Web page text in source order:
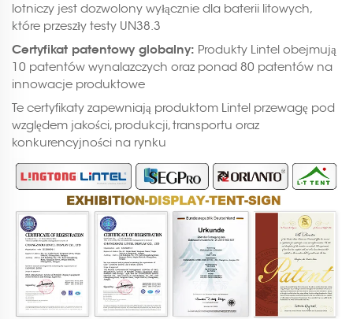
lotniczy jest dozwolony wyłącznie dla baterii litowych,
które przeszły testy UN38.3
Certyfikat patentowy globalny: Produkty Lintel obejmują
10 patentów wynalazczych oraz ponad 80 patentów na
innowacje produktowe
Te certyfikaty zapewniają produktom Lintel przewagę pod
względem jakości, produkcji, transportu oraz
konkurencyjności na rynku